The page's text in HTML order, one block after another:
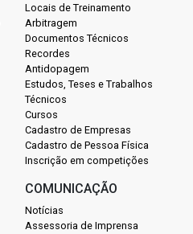
Locais de Treinamento
Arbitragem
Documentos Técnicos
Recordes
Antidopagem
Estudos, Teses e Trabalhos
Técnicos
Cursos
Cadastro de Empresas
Cadastro de Pessoa Física
Inscrição em competições
COMUNICAÇÃO
Notícias
Assessoria de Imprensa